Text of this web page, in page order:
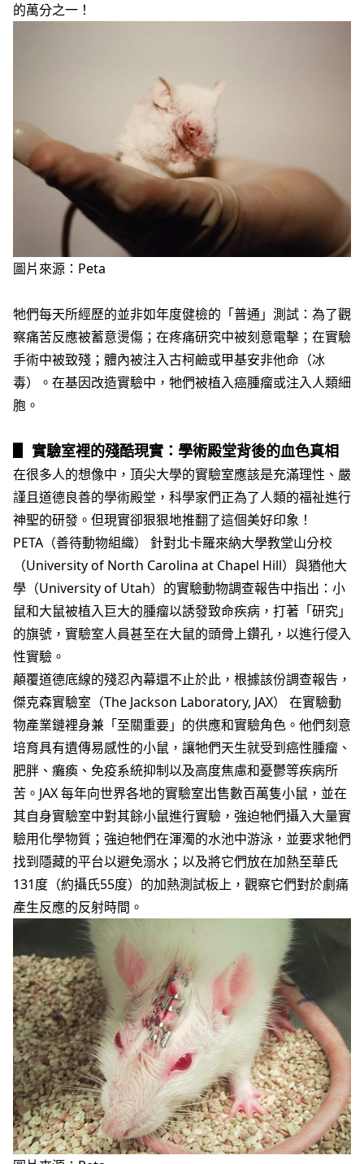
的萬分之一！
圖片來源：Peta
牠們每天所經歷的並非如年度健檢的「普通」測試：為了觀
察痛苦反應被蓄意燙傷；在疼痛研究中被刻意電擊；在實驗
手術中被致殘；體內被注入古柯鹼或甲基安非他命（冰
毒）。在基因改造實驗中，牠們被植入癌腫瘤或注入人類細
胞。
▋ 實驗室裡的殘酷現實：學術殿堂背後的血色真相
在很多人的想像中，頂尖大學的實驗室應該是充滿理性、嚴
謹且道德良善的學術殿堂，科學家們正為了人類的福祉進行
神聖的研發。但現實卻狠狠地推翻了這個美好印象！
PETA（善待動物組織） 針對北卡羅來納大學教堂山分校
（University of North Carolina at Chapel Hill）與猶他大
學（University of Utah）的實驗動物調查報告中指出：小
鼠和大鼠被植入巨大的腫瘤以誘發致命疾病，打著「研究」
的旗號，實驗室人員甚至在大鼠的頭骨上鑽孔，以進行侵入
性實驗。
顛覆道德底線的殘忍內幕還不止於此，根據該份調查報告，
傑克森實驗室（The Jackson Laboratory, JAX） 在實驗動
物產業鏈裡身兼「至關重要」的供應和實驗角色。他們刻意
培育具有遺傳易感性的小鼠，讓牠們天生就受到癌性腫瘤、
肥胖、癱瘓、免疫系統抑制以及高度焦慮和憂鬱等疾病所
苦。JAX 每年向世界各地的實驗室出售數百萬隻小鼠，並在
其自身實驗室中對其餘小鼠進行實驗，強迫牠們攝入大量實
驗用化學物質；強迫牠們在渾濁的水池中游泳，並要求牠們
找到隱藏的平台以避免溺水；以及將它們放在加熱至華氏
131度（約攝氏55度）的加熱測試板上，觀察它們對於劇痛
產生反應的反射時間。